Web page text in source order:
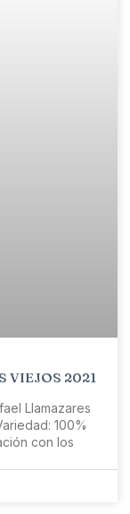
VIEJOS 2021
Llamazares
100%
con los